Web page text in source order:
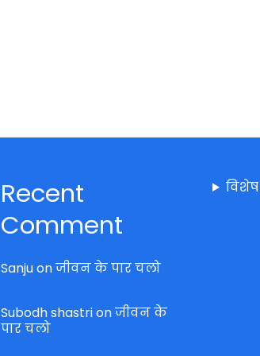
Recent
Comment
Sanjuonजीवन के पार चलो
Subodh shastrionजीवन के
पार चलो
विशेष